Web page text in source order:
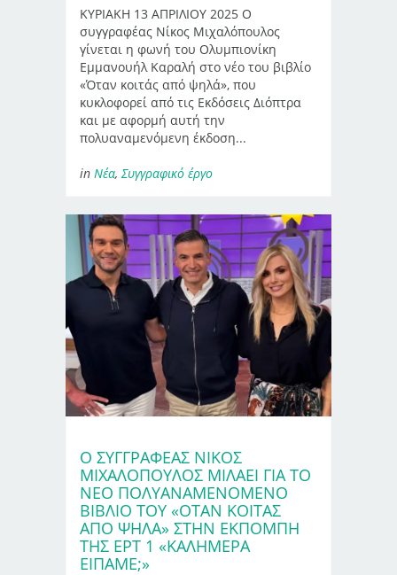
ΚΥΡΙΑΚΗ 13 ΑΠΡΙΛΙΟΥ 2025 Ο
συγγραφέας Νίκος Μιχαλόπουλος
γίνεται η φωνή του Ολυμπιονίκη
Εμμανουήλ Καραλή στο νέο του βιβλίο
«Όταν κοιτάς από ψηλά», που
κυκλοφορεί από τις Εκδόσεις Διόπτρα
και με αφορμή αυτή την
πολυαναμενόμενη έκδοση...
in Νέα,Συγγραφικό έργο
Ο ΣΥΓΓΡΑΦΈΑΣ ΝΊΚΟΣ
ΜΙΧΑΛΌΠΟΥΛΟΣ ΜΙΛΆΕΙ ΓΙΑ ΤΟ
ΝΈΟ ΠΟΛΥΑΝΑΜΕΝΌΜΕΝΟ
ΒΙΒΛΊΟ ΤΟΥ «ΌΤΑΝ ΚΟΙΤΆΣ
ΑΠΌ ΨΗΛΆ» ΣΤΗΝ ΕΚΠΟΜΠΉ
ΤΗΣ ΕΡΤ 1 «ΚΑΛΗΜΈΡΑ
ΕΊΠΑΜΕ;»